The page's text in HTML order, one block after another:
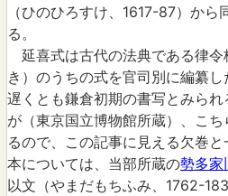
（ひのひろすけ、1617-87）か
る。
延喜式は古代の法典である律
き）のうちの式を官司別に編纂
遅くとも鎌倉初期の書写とみら
が（東京国立博物館所蔵）、こ
るので、この記事に見える欠巻
本については、当部所蔵の勢多家
以文（やまだもちふみ、1762-